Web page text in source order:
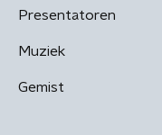
Presentatoren
Muziek
Gemist